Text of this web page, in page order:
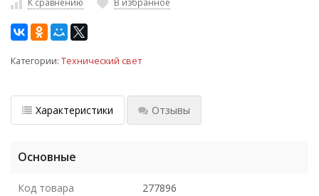
К сравнению В избранное
Категории: Технический свет
Характеристики Отзывы
Основные
Код товара 277896